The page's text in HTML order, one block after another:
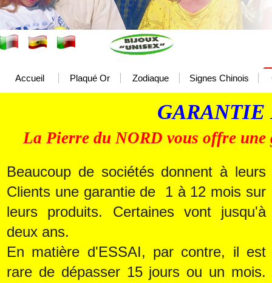
Accueil Plaqué Or Zodiaque Signes Chinois
GARANTIE
La Pierre du NORD vous offre
Beaucoup de sociétés donnent à leurs
Clients une garantie de 1 à 12 mois sur
leurs produits. Certaines vont jusqu'à
deux ans.
En matière d'ESSAI, par contre, il est
rare de dépasser 15 jours ou un mois.